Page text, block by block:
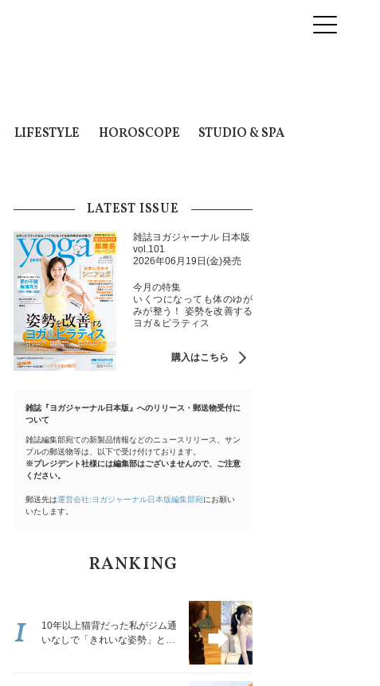
LIFESTYLE HOROSCOPE STUDIO & SPA
LATEST ISSUE
雑誌ヨガジャーナル 日本版
vol.101
2026年06月19日(金)発売
今月の特集
いくつになっても体のゆが
みが整う！ 姿勢を改善する
ヨガ＆ピラティス
購入はこちら
雑誌『ヨガジャーナル日本版』へのリリース・郵送物受付に
ついて
雑誌編集部宛ての新製品情報などのニュースリリース、サン
プルの郵送物等は、以下で受け付けております。
※プレジデント社様には編集部はございませんので、ご注意
ください。
郵送先は運営会社:ヨガジャーナル日本版編集部宛にお願い
いたします。
RANKING
10年以上猫背だった私がジム通
いなしで「きれいな姿勢」と褒
1